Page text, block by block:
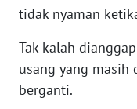
tidak nyaman
Tak kalah
usang yang masih
berganti.
KALSEL
WN
KALTIM